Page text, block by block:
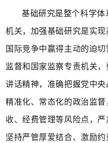
基础研究是整个科学
机关，加强基础研究是实
国际竞争中赢得主动的迫
监督和国家监察专责机关
讲话精神，准确把握党中央
精准化、常态化的政治监
收、经费管理等风险点，严
坚持严管厚爱结合、激励